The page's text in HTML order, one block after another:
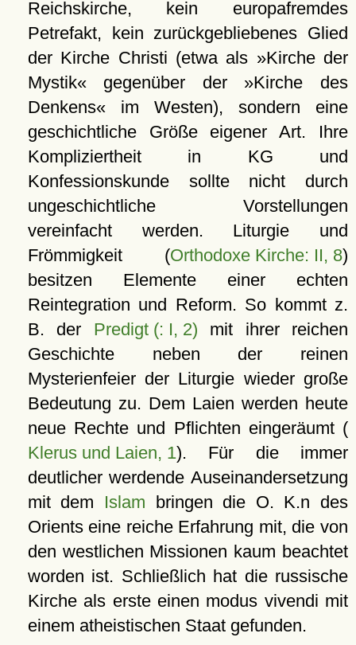
Reichskirche, kein europafremdes
Petrefakt, kein zurückgebliebenes Glied
der Kirche Christi (etwa als »Kirche der
Mystik« gegenüber der »Kirche des
Denkens« im Westen), sondern eine
geschichtliche Größe eigener Art. Ihre
Kompliziertheit in KG und
Konfessionskunde sollte nicht durch
ungeschichtliche Vorstellungen
vereinfacht werden. Liturgie und
Frömmigkeit (Orthodoxe Kirche: II, 8)
besitzen Elemente einer echten
Reintegration und Reform. So kommt z.
B. der Predigt (: I, 2) mit ihrer reichen
Geschichte neben der reinen
Mysterienfeier der Liturgie wieder große
Bedeutung zu. Dem Laien werden heute
neue Rechte und Pflichten eingeräumt (
Klerus und Laien, 1). Für die immer
deutlicher werdende Auseinandersetzung
mit dem Islam bringen die O. K.n des
Orients eine reiche Erfahrung mit, die von
den westlichen Missionen kaum beachtet
worden ist. Schließlich hat die russische
Kirche als erste einen modus vivendi mit
einem atheistischen Staat gefunden.